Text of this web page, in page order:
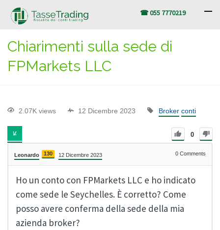
☎ 055 7770219
Chiarimenti sulla sede di
FPMarkets LLC
2.07K views 12 Dicembre 2023 Broker conti
0
Leonardo 130 12 Dicembre 2023 0 Comments
Ho un conto con FPMarkets LLC e ho indicato
come sede le Seychelles. È corretto? Come
posso avere conferma della sede della mia
azienda broker?